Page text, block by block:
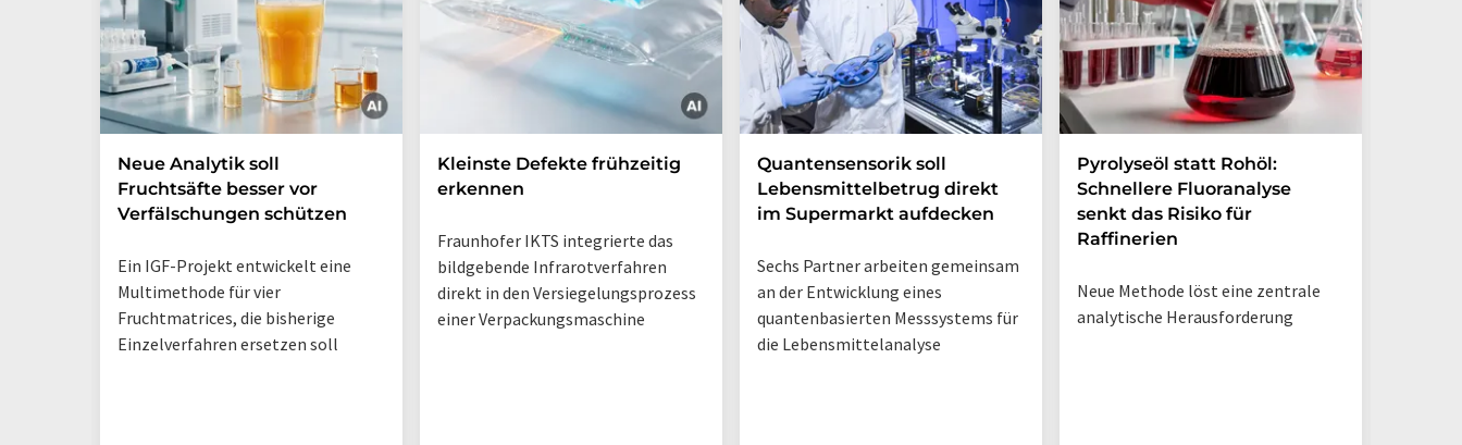
Neue Analytik soll
Fruchtsäfte besser vor
Verfälschungen schützen
Ein IGF-Projekt entwickelt eine
Multimethode für vier
Fruchtmatrices, die bisherige
Einzelverfahren ersetzen soll
Kleinste Defekte frühzeitig
erkennen
Fraunhofer IKTS integrierte das
bildgebende Infrarotverfahren
direkt in den Versiegelungsprozess
einer Verpackungsmaschine
Quantensensorik soll
Lebensmittelbetrug direkt
im Supermarkt aufdecken
Sechs Partner arbeiten gemeinsam
an der Entwicklung eines
quantenbasierten Messsystems für
die Lebensmittelanalyse
Pyrolyseöl statt Rohöl:
Schnellere Fluoranalyse
senkt das Risiko für
Raffinerien
Neue Methode löst eine zentrale
analytische Herausforderung